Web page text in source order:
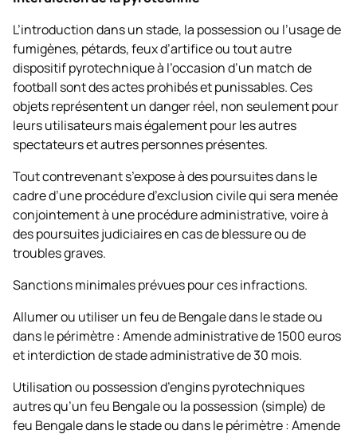
L’introduction dans un stade, la possession ou l’usage de
fumigènes, pétards, feux d’artifice ou tout autre
dispositif pyrotechnique à l’occasion d’un match de
football sont des actes prohibés et punissables. Ces
objets représentent un danger réel, non seulement pour
leurs utilisateurs mais également pour les autres
spectateurs et autres personnes présentes.
Tout contrevenant s’expose à des poursuites dans le
cadre d’une procédure d’exclusion civile qui sera menée
conjointement à une procédure administrative, voire à
des poursuites judiciaires en cas de blessure ou de
troubles graves.
Sanctions minimales prévues pour ces infractions.
Allumer ou utiliser un feu de Bengale dans le stade ou
dans le périmètre : Amende administrative de 1500 euros
et interdiction de stade administrative de 30 mois.
Utilisation ou possession d’engins pyrotechniques
autres qu’un feu Bengale ou la possession (simple) de
feu Bengale dans le stade ou dans le périmètre : Amende